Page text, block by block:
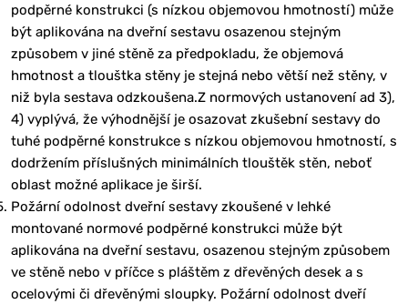
podpěrné konstrukci (s nízkou objemovou hmotností) může
být aplikována na dveřní sestavu osazenou stejným
způsobem v jiné stěně za předpokladu, že objemová
hmotnost a tlouštka stěny je stejná nebo větší než stěny, v
niž byla sestava odzkoušena.Z normových ustanovení ad 3),
4) vyplývá, že výhodnější je osazovat zkušební sestavy do
tuhé podpěrné konstrukce s nízkou objemovou hmotností, s
dodržením příslušných minimálních tlouštěk stěn, neboť
oblast možné aplikace je širší.
Požární odolnost dveřní sestavy zkoušené v lehké
montované normové podpěrné konstrukci může být
aplikována na dveřní sestavu, osazenou stejným způsobem
ve stěně nebo v příčce s pláštěm z dřevěných desek a s
ocelovými či dřevěnými sloupky. Požární odolnost dveří